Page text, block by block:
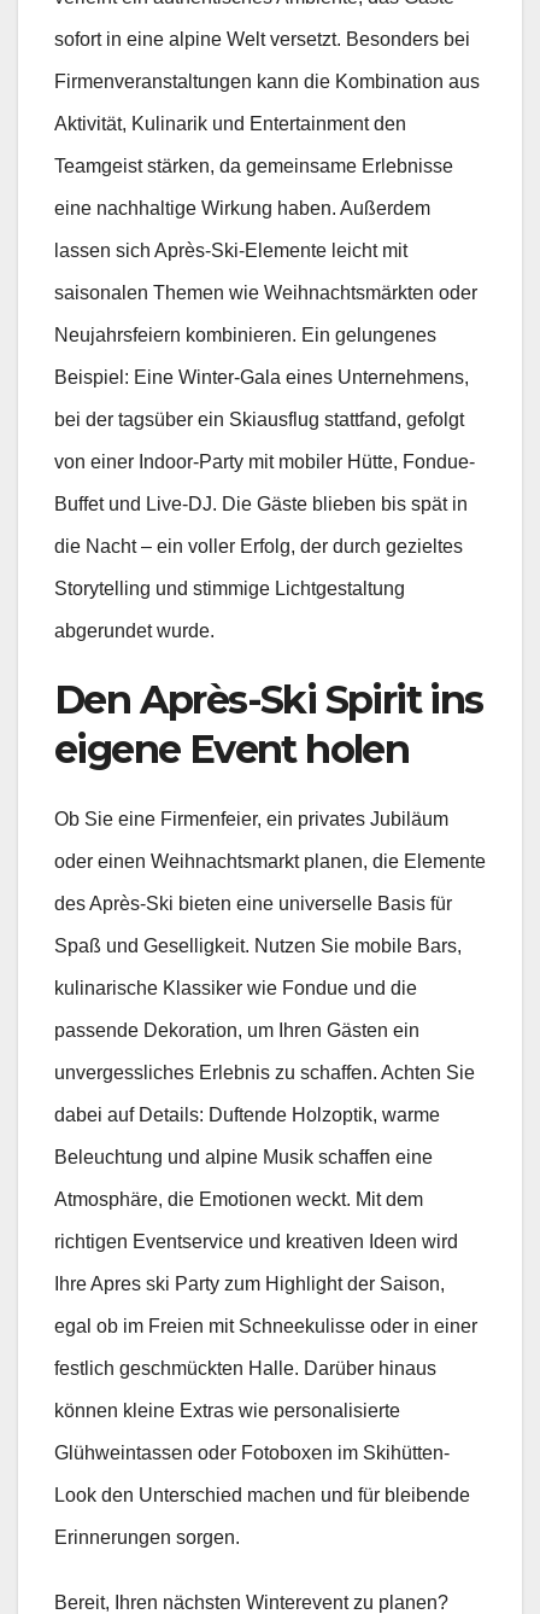
sofort in eine alpine Welt versetzt. Besonders bei
Firmenveranstaltungen kann die Kombination aus
Aktivität, Kulinarik und Entertainment den
Teamgeist stärken, da gemeinsame Erlebnisse
eine nachhaltige Wirkung haben. Außerdem
lassen sich Après-Ski-Elemente leicht mit
saisonalen Themen wie Weihnachtsmärkten oder
Neujahrsfeiern kombinieren. Ein gelungenes
Beispiel: Eine Winter-Gala eines Unternehmens,
bei der tagsüber ein Skiausflug stattfand, gefolgt
von einer Indoor-Party mit mobiler Hütte, Fondue-
Buffet und Live-DJ. Die Gäste blieben bis spät in
die Nacht – ein voller Erfolg, der durch gezieltes
Storytelling und stimmige Lichtgestaltung
abgerundet wurde.
Den Après-Ski Spirit ins
eigene Event holen
Ob Sie eine Firmenfeier, ein privates Jubiläum
oder einen Weihnachtsmarkt planen, die Elemente
des Après-Ski bieten eine universelle Basis für
Spaß und Geselligkeit. Nutzen Sie mobile Bars,
kulinarische Klassiker wie Fondue und die
passende Dekoration, um Ihren Gästen ein
unvergessliches Erlebnis zu schaffen. Achten Sie
dabei auf Details: Duftende Holzoptik, warme
Beleuchtung und alpine Musik schaffen eine
Atmosphäre, die Emotionen weckt. Mit dem
richtigen Eventservice und kreativen Ideen wird
Ihre Apres ski Party zum Highlight der Saison,
egal ob im Freien mit Schneekulisse oder in einer
festlich geschmückten Halle. Darüber hinaus
können kleine Extras wie personalisierte
Glühweintassen oder Fotoboxen im Skihütten-
Look den Unterschied machen und für bleibende
Erinnerungen sorgen.
Bereit, Ihren nächsten Winterevent zu planen?